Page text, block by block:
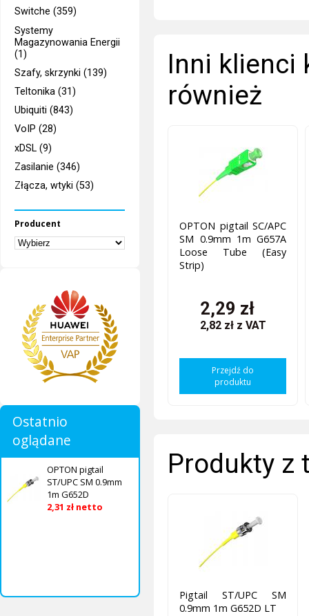
Switche (359)
Systemy
Magazynowania Energii
(1)
Szafy, skrzynki (139)
Teltonika (31)
Ubiquiti (843)
VoIP (28)
xDSL (9)
Zasilanie (346)
Złącza, wtyki (53)
Producent
Ostatnio
oglądane
OPTON pigtail
ST/UPC SM 0.9mm
1m G652D
2,31 zł netto
Inni klienci
również
OPTON pigtail SC/APC
SM 0.9mm 1m G657A
Loose Tube (Easy
Strip)
2,29 zł
2,82 zł z VAT
Przejdź do
produktu
Produkty z
Pigtail ST/UPC SM
0.9mm 1m G652D LT